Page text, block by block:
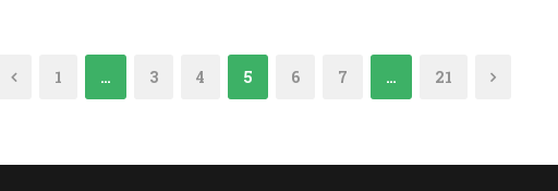
1 … 3 4 5 6 7 … 21